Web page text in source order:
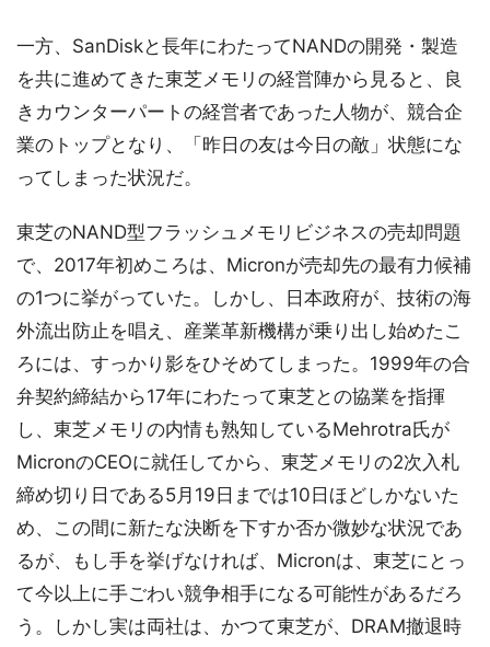
一方、SanDiskと長年にわたってNANDの開発・製造
を共に進めてきた東芝メモリの経営陣から見ると、良
きカウンターパートの経営者であった人物が、競合企
業のトップとなり、「昨日の友は今日の敵」状態にな
ってしまった状況だ。
東芝のNAND型フラッシュメモリビジネスの売却問題
で、2017年初めころは、Micronが売却先の最有力候補
の1つに挙がっていた。しかし、日本政府が、技術の海
外流出防止を唱え、産業革新機構が乗り出し始めたこ
ろには、すっかり影をひそめてしまった。1999年の合
弁契約締結から17年にわたって東芝との協業を指揮
し、東芝メモリの内情も熟知しているMehrotra氏が
MicronのCEOに就任してから、東芝メモリの2次入札
締め切り日である5月19日までは10日ほどしかないた
め、この間に新たな決断を下すか否か微妙な状況であ
るが、もし手を挙げなければ、Micronは、東芝にとっ
て今以上に手ごわい競争相手になる可能性があるだろ
う。しかし実は両社は、かつて東芝が、DRAM撤退時